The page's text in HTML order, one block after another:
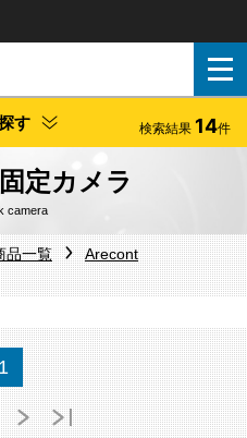
定カメラ
camera
品一覧
Arecont
す 検索結果 14件
1